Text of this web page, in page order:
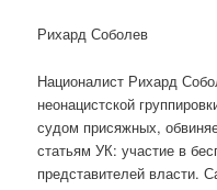
Рихард Соболев
Националист Рихард
неонацистской
судом присяжных,
статьям УК: участие в
представителей власти.